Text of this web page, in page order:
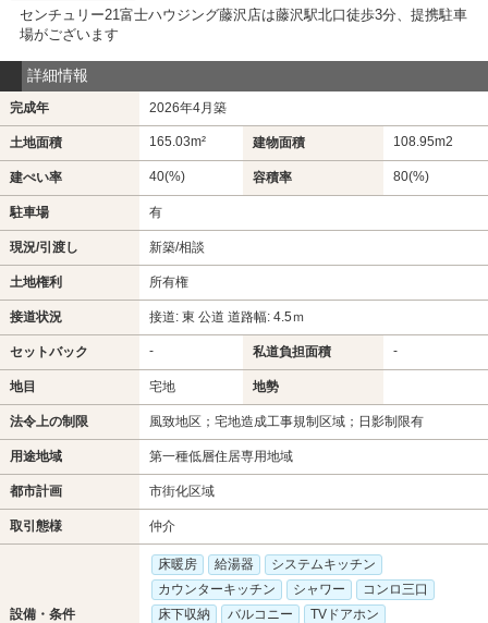
センチュリー21富士ハウジング藤沢店は藤沢駅北口徒歩3分、提携駐車
場がございます
詳細情報
完成年 2026年4月築
土地面積 165.03m² 建物面積 108.95m2
建ぺい率 40(%) 容積率 80(%)
駐車場 有
現況/引渡し 新築/相談
土地権利 所有権
接道状況 接道: 東 公道 道路幅: 4.5ｍ
セットバック - 私道負担面積 -
地目 宅地 地勢
法令上の制限 風致地区；宅地造成工事規制区域；日影制限有
用途地域 第一種低層住居専用地域
都市計画 市街化区域
取引態様 仲介
設備・条件
床暖房 給湯器
システムキッチン
カウンターキッチン
シャワー
コンロ三口
床下収納
バルコニー
TVドアホン